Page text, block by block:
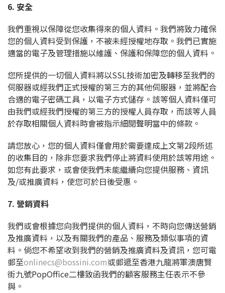
6. 安全
我們重視以保障從您收集得來的個人資料。我們將致力確保
您的個人資料受到保護，不被未經授權地存取。我們已實施
適當的電子及管理措施以維護、保護和保障您的個人資料。
您所提供的一切個人資料將以SSL技術加密及轉移至我們的
伺服器或經我們正式授權的第三方的其他伺服器，並將配合
合適的電子密碼工具，以電子方式儲存。該等個人資料僅可
由我們或經我們授權的第三方的授權人員存取，而該等人員
於存取相關個人資料時會被指示細閱聲明當中的條款。
請您放心，您的個人資料僅會用於需要達成上文第2段所述
的收集目的，除非您要求我們停止將資料使用於該等用途。
如您有此要求，或會使我們未能繼續向您提供服務、資訊
及/或推廣資料，使您可於日後受惠。
7. 營銷資料
我們或會根據您向我們提供的個人資料，不時向您傳送營銷
及推廣資料，以及有關我們的產品、服務及類似事項的資
料。倘您不希望收到我們的營銷及推廣資料及資訊，您可電
郵至onlinecs@bossini.com或郵遞至香港九龍將軍澳唐賢
街九號PopOffice二樓致函我們的顧客服務主任表示不參
與。